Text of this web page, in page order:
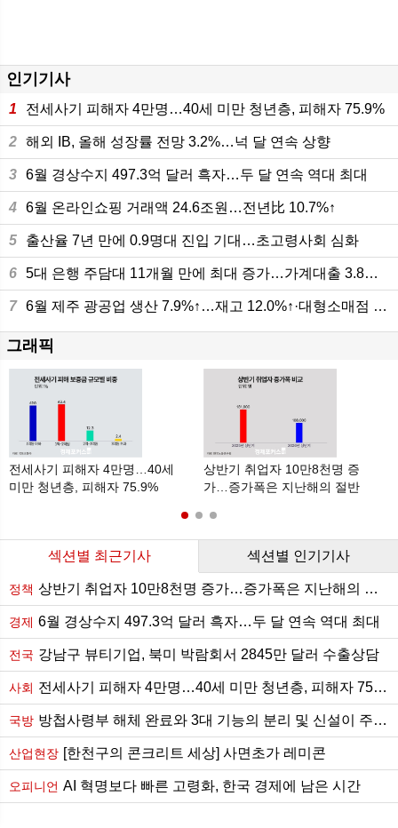
인기기사
1 전세사기 피해자 4만명…40세 미만 청년층, 피해자 75.9%
2 해외 IB, 올해 성장률 전망 3.2%…넉 달 연속 상향
3 6월 경상수지 497.3억 달러 흑자…두 달 연속 역대 최대
4 6월 온라인쇼핑 거래액 24.6조원…전년比 10.7%↑
5 출산율 7년 만에 0.9명대 진입 기대…초고령사회 심화
6 5대 은행 주담대 11개월 만에 최대 증가…가계대출 3.8조원 늘어
7 6월 제주 광공업 생산 7.9%↑…재고 12.0%↑·대형소매점 판매 10.8%
그래픽
전세사기 피해자 4만명…40세
미만 청년층, 피해자 75.9%
상반기 취업자 10만8천명 증
가…증가폭은 지난해의 절반
섹션별 최근기사 섹션별 인기기사
정책 상반기 취업자 10만8천명 증가…증가폭은 지난해의 절반 수준
경제 6월 경상수지 497.3억 달러 흑자…두 달 연속 역대 최대
전국 강남구 뷰티기업, 북미 박람회서 2845만 달러 수출상담
사회 전세사기 피해자 4만명…40세 미만 청년층, 피해자 75.9%
국방 방첩사령부 해체 완료와 3대 기능의 분리 및 신설이 주는 함의
산업현장 [한천구의 콘크리트 세상] 사면초가 레미콘
오피니언 AI 혁명보다 빠른 고령화, 한국 경제에 남은 시간